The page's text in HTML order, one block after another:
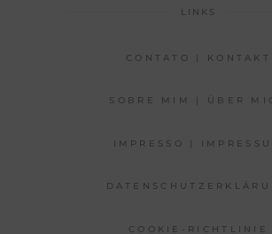
LINKS
CONTATO | KONTAKT
SOBRE MIM | ÜBER
IMPRESSO |
COOKIE-RICHTLINIE